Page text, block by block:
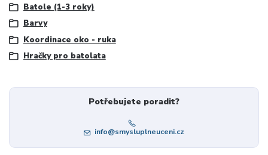
Batole (1-3 roky)
Barvy
Koordinace oko - ruka
Hračky pro batolata
Potřebujete poradit?
info@smysluplneuceni.cz